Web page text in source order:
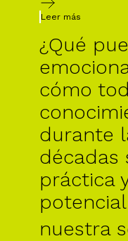
Leer más
¿Qué
cómo
durante
décadas
práctica
nuestra